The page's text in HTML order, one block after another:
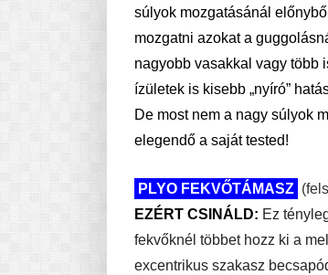
súlyok mozgatásánál
mozgatni azokat a
nagyobb vasakkal vagy több
ízületek is kisebb „nyíró”
De most nem a nagy súlyok
elegendő a saját tested!
PLYO FEKVŐTÁMASZ
EZÉRT CSINÁLD: Ez
fekvőknél többet hozz ki a
excentrikus szakasz